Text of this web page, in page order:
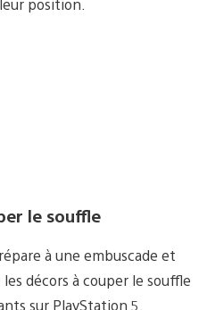
position.
le souffle
à une embuscade et
décors à couper le souffle
sur PlayStation 5.